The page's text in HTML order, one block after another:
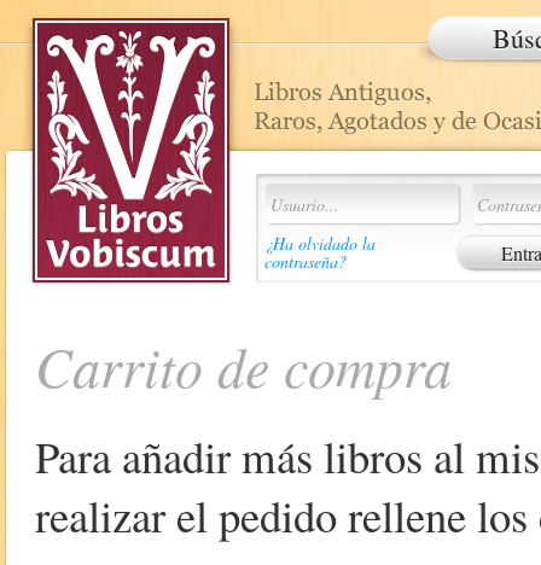
¿Ha olvidado la
contraseña?
Carrito de compra
Para añadir más libros al
realizar el pedido rellene